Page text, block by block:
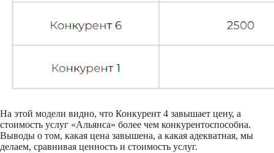
На этой модели видно, что Конкурент 4 завышает цену, а
стоимость услуг «Альянса» более чем конкурентоспособна.
Выводы о том, какая цена завышена, а какая адекватная, мы
делаем, сравнивая ценность и стоимость услуг.